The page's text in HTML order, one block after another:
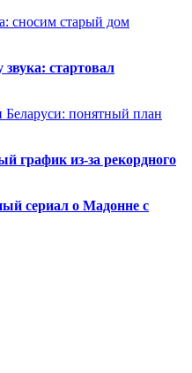
сносим старый дом
стартовал
Беларуси: понятный план
график из-за рекордного
сериал о Мадонне с